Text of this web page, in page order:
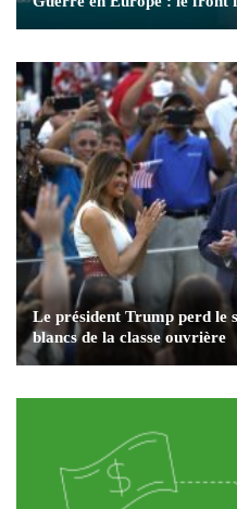
Le président Trump perd le
blancs de la classe ouvrière